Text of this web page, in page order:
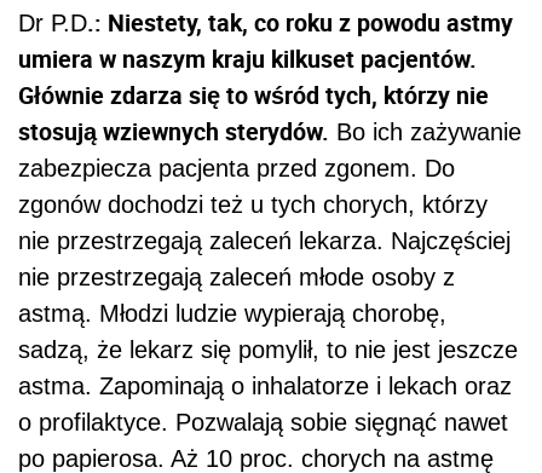
Dr P.D.: Niestety, tak, co roku z powodu astmy
umiera w naszym kraju kilkuset pacjentów.
Głównie zdarza się to wśród tych, którzy nie
stosują wziewnych sterydów. Bo ich zażywanie
zabezpiecza pacjenta przed zgonem. Do
zgonów dochodzi też u tych chorych, którzy
nie przestrzegają zaleceń lekarza. Najczęściej
nie przestrzegają zaleceń młode osoby z
astmą. Młodzi ludzie wypierają chorobę,
sadzą, że lekarz się pomylił, to nie jest jeszcze
astma. Zapominają o inhalatorze i lekach oraz
o profilaktyce. Pozwalają sobie sięgnąć nawet
po papierosa. Aż 10 proc. chorych na astmę